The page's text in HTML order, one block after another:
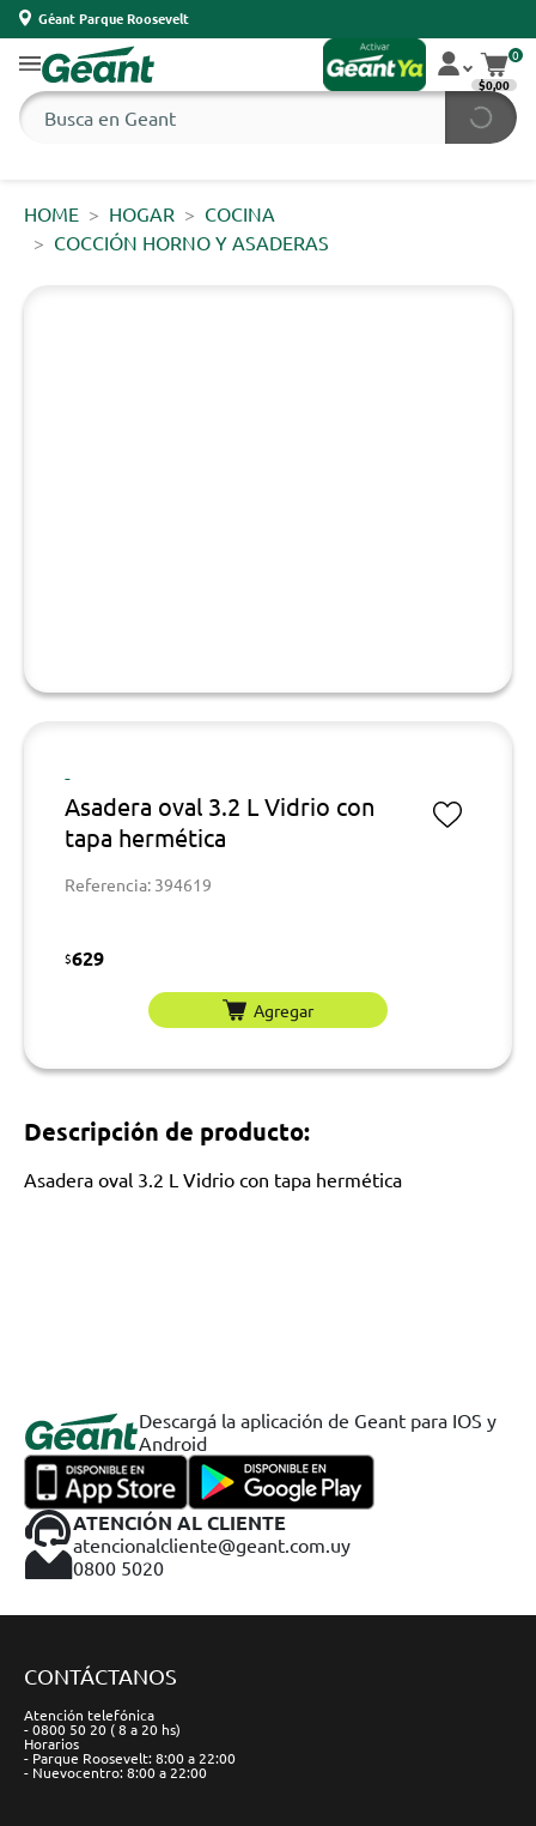
Géant Parque Roosevelt
0
$0,00
HOME HOGAR
COCINA
COCCIÓN HORNO Y ASADERAS
-
Asadera oval 3.2 L Vidrio con
tapa hermética
Referencia: 394619
$629
Agregar
Descripción de producto:
Asadera oval 3.2 L Vidrio con tapa hermética
Descargá la aplicación de Geant para IOS y
Android
ATENCIÓN AL CLIENTE
atencionalcliente@geant.com.uy
0800 5020
CONTÁCTANOS
Atención telefónica
- 0800 50 20 ( 8 a 20 hs)
Horarios
- Parque Roosevelt: 8:00 a 22:00
- Nuevocentro: 8:00 a 22:00